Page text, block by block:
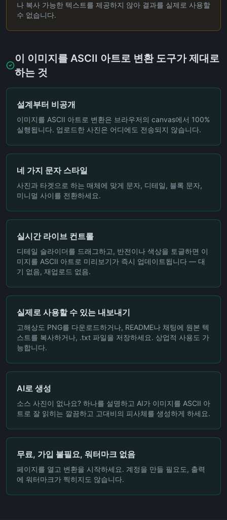
나 복사 가능한 텍스트를 제공하지 않아 결과를 실제로 사용할
수 없습니다.
이 이미지를 ASCII 아트로 변환 도구가 제대로
하는 것
설계부터 비공개
이미지를 ASCII 아트로 변환은 브라우저의 canvas에서 100%
실행됩니다. 업로드한 사진은 어디에도 전송되지 않습니다.
네 가지 문자 스타일
사진과 타겟으로 하는 매체에 맞게 문자, 디테일, 블록 문자,
미니멀 사이를 전환하세요.
실시간 라이브 컨트롤
디테일 슬라이더를 드래그하고, 반전이나 색상을 토글하면 이
미지를 ASCII 아트로 미리보기가 즉시 업데이트됩니다 — 대
기 없음, 재업로드 없음.
실제로 사용할 수 있는 내보내기
고해상도 PNG를 다운로드하거나, README나 채팅에 원본 텍
스트를 복사하거나, .txt 파일을 저장하세요. 상업적 사용도 가
능합니다.
AI로 생성
소스 사진이 없나요? 하나를 설명하고 AI가 이미지를 ASCII 아
트로 잘 읽히는 깔끔하고 고대비의 피사체를 생성하게 하세요.
무료, 가입 불필요, 워터마크 없음
페이지를 열고 변환을 시작하세요. 계정을 만들 필요도, 출력
에 워터마크가 찍히지도 않습니다.